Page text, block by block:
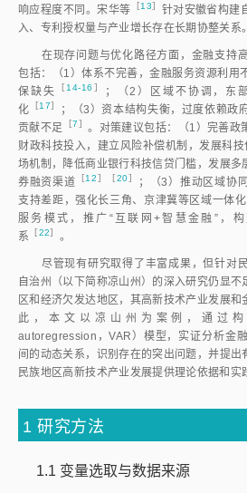
响应程度不同。宋华等 ［13］ 针对安徽省构建
入、专利授权量与产业增长存在长期协整关系。
在现存问题与优化路径方面，金融支持
包括：（1）体系不完善，金融服务资源利用
保缺失 ［ 14-16 ］
；（2）区域不协调，东
化 ［17］
；（3）资本结构失衡，过度依赖政
贡献不足 ［7］ 。对策建议包括：（1）完善政
财政科技投入，建立风险补偿机制，发展科技
场机制，降低商业银行科技信贷门槛，发展
券融资渠道 ［12］［20］
；（3）推动区域协
支持差距，强化长三角、京津冀等区域一体
服务模式，推广“互联网+智慧金融”，
系
［22］ 。
尽管现有研究取得了丰富成果，但针对
自治州（以下简称凉山州）的深入研究仍显
区和经济欠发达地区，其高新技术产业发展
此，本文以凉山州为案例，通过
autoregression，VAR）模型，实证分析金
间的动态关系，识别存在的突出问题，并提
民族地区高新技术产业发展提供理论依据和实
1 研究方法
1.1 变量选取与数据来源